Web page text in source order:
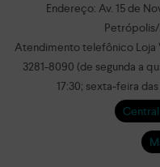
Endereço: Av. 15 de
Petrópolis/
Atendimento telefônico Loja
3281-8090 (de segunda a
17:30; sexta-feira das